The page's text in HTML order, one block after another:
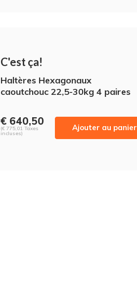
C'est ça!
Haltères Hexagonaux
caoutchouc 22,5-30kg 4 paires
€ 640,50
(€ 775,01 Taxes
incluses)
Ajouter au panier